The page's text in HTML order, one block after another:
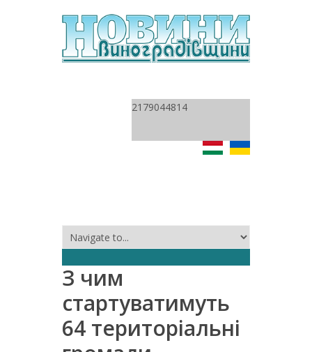
2179044814
З чим
стартуватимуть
64 територіальні